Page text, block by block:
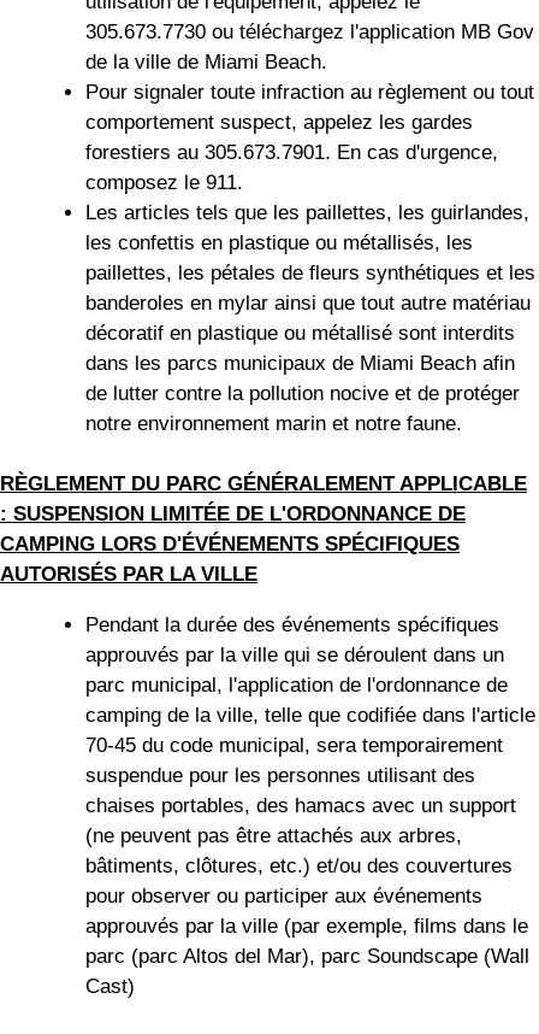
305.673.7730 ou téléchargez l'application MB Gov
de la ville de Miami Beach.
Pour signaler toute infraction au règlement ou tout
comportement suspect, appelez les gardes
forestiers au 305.673.7901. En cas d'urgence,
composez le 911.
Les articles tels que les paillettes, les guirlandes,
les confettis en plastique ou métallisés, les
paillettes, les pétales de fleurs synthétiques et les
banderoles en mylar ainsi que tout autre matériau
décoratif en plastique ou métallisé sont interdits
dans les parcs municipaux de Miami Beach afin
de lutter contre la pollution nocive et de protéger
notre environnement marin et notre faune.
RÈGLEMENT DU PARC GÉNÉRALEMENT APPLICABLE
: SUSPENSION LIMITÉE DE L'ORDONNANCE DE
CAMPING LORS D'ÉVÉNEMENTS SPÉCIFIQUES
AUTORISÉS PAR LA VILLE
Pendant la durée des événements spécifiques
approuvés par la ville qui se déroulent dans un
parc municipal, l'application de l'ordonnance de
camping de la ville, telle que codifiée dans l'article
70-45 du code municipal, sera temporairement
suspendue pour les personnes utilisant des
chaises portables, des hamacs avec un support
(ne peuvent pas être attachés aux arbres,
bâtiments, clôtures, etc.) et/ou des couvertures
pour observer ou participer aux événements
approuvés par la ville (par exemple, films dans le
parc (parc Altos del Mar), parc Soundscape (Wall
Cast)